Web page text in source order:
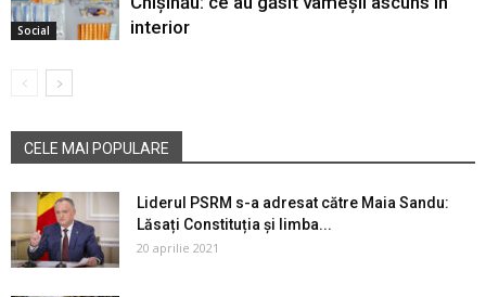
Social
interior
CELE MAI POPULARE
Liderul PSRM s-a adresat către Maia Sandu:
Lăsați Constituția și limba...
20 aprilie 2021